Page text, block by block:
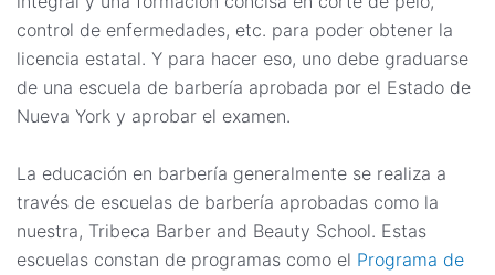
control de enfermedades, etc. para poder obtener la
licencia estatal. Y para hacer eso, uno debe graduarse
de una escuela de barbería aprobada por el Estado de
Nueva York y aprobar el examen.
La educación en barbería generalmente se realiza a
través de escuelas de barbería aprobadas como la
nuestra, Tribeca Barber and Beauty School. Estas
escuelas constan de programas como el Programa de